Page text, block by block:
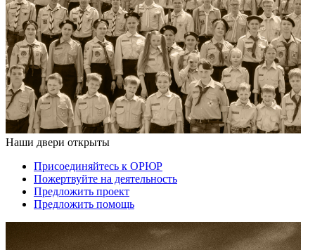
Наши двери открыты
Присоединяйтесь к ОРЮР
Пожертвуйте на деятельность
Предложить проект
Предложить помощь